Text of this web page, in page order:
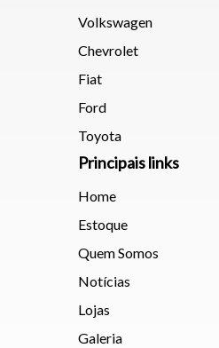
Volkswagen
Chevrolet
Fiat
Ford
Toyota
Principais links
Home
Estoque
Quem Somos
Notícias
Lojas
Galeria